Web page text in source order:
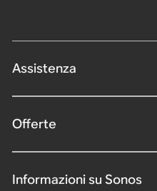
Assistenza
Offerte
Informazioni su Sonos